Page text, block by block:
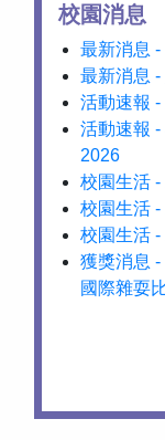
校園消息
最新消息
最新消息
活動速報
活動速報
2026
校園生活
校園生活
校園生活
獲獎消息
國際雜耍